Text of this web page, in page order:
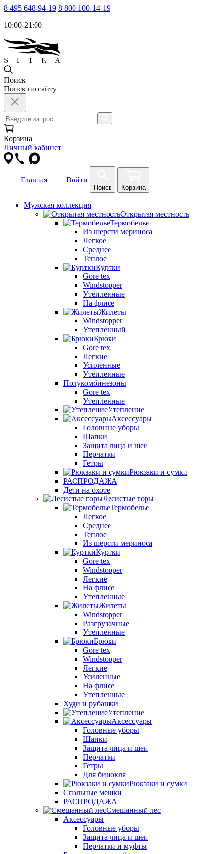
8 495 648-94-19 8 800 100-14-19
10:00-21:00
Поиск
Поиск по сайту
Корзина
Личный кабинет
Главная Войти
Поиск Корзина
Мужская коллекция
Открытая местность
Термобелье
Из шерсти мериноса
Легкое
Среднее
Теплое
Куртки
Gore tex
Windstopper
Утепленные
На флисе
Жилеты
Windstopper
Утепленный
Брюки
Gore tex
Легкие
Усиленные
Утепленные
Полукомбинезоны
Gore tex
Утепленные
Утепление
Аксессуары
Головные уборы
Шапки
Защита лица и шеи
Перчатки
Гетры
Рюкзаки и сумки
РАСПРОДАЖА
Дети на охоте
Лесистые горы
Термобелье
Легкое
Среднее
Теплое
Из шерсти мериноса
Куртки
Gore tex
Windstopper
Легкие
На флисе
Утепленные
Жилеты
Windstopper
Разгрузочные
Утепленные
Брюки
Gore tex
Windstopper
Легкие
Усиленные
На флисе
Утепленные
Худи и рубашки
Утепление
Аксессуары
Головные уборы
Шапки
Защита лица и шеи
Перчатки
Гетры
Для бинокля
Рюкзаки и сумки
Спальные мешки
РАСПРОДАЖА
Смешанный лес
Аксессуары
Головные уборы
Защита лица и шеи
Перчатки и муфты